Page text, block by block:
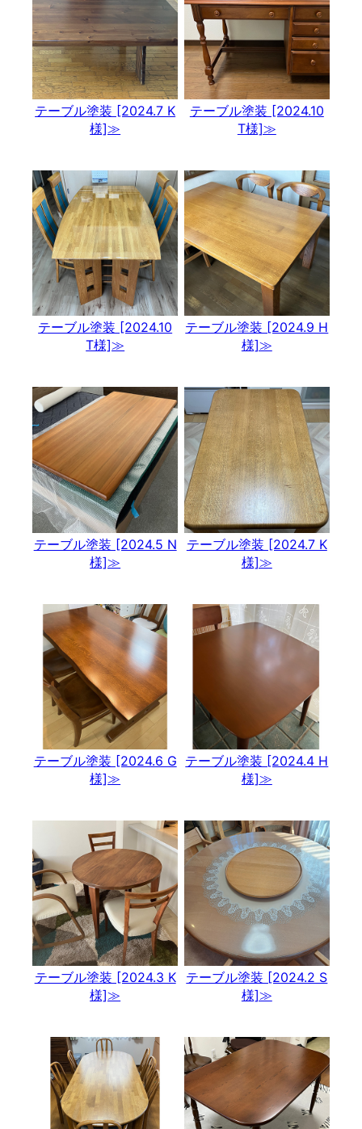
テーブル塗装 [2024.7 K
様]≫
テーブル塗装 [2024.10
T様]≫
テーブル塗装 [2024.10
T様]≫
テーブル塗装 [2024.9 H
様]≫
テーブル塗装 [2024.5 N
様]≫
テーブル塗装 [2024.7 K
様]≫
テーブル塗装 [2024.6 G
様]≫
テーブル塗装 [2024.4 H
様]≫
テーブル塗装 [2024.3 K
様]≫
テーブル塗装 [2024.2 S
様]≫